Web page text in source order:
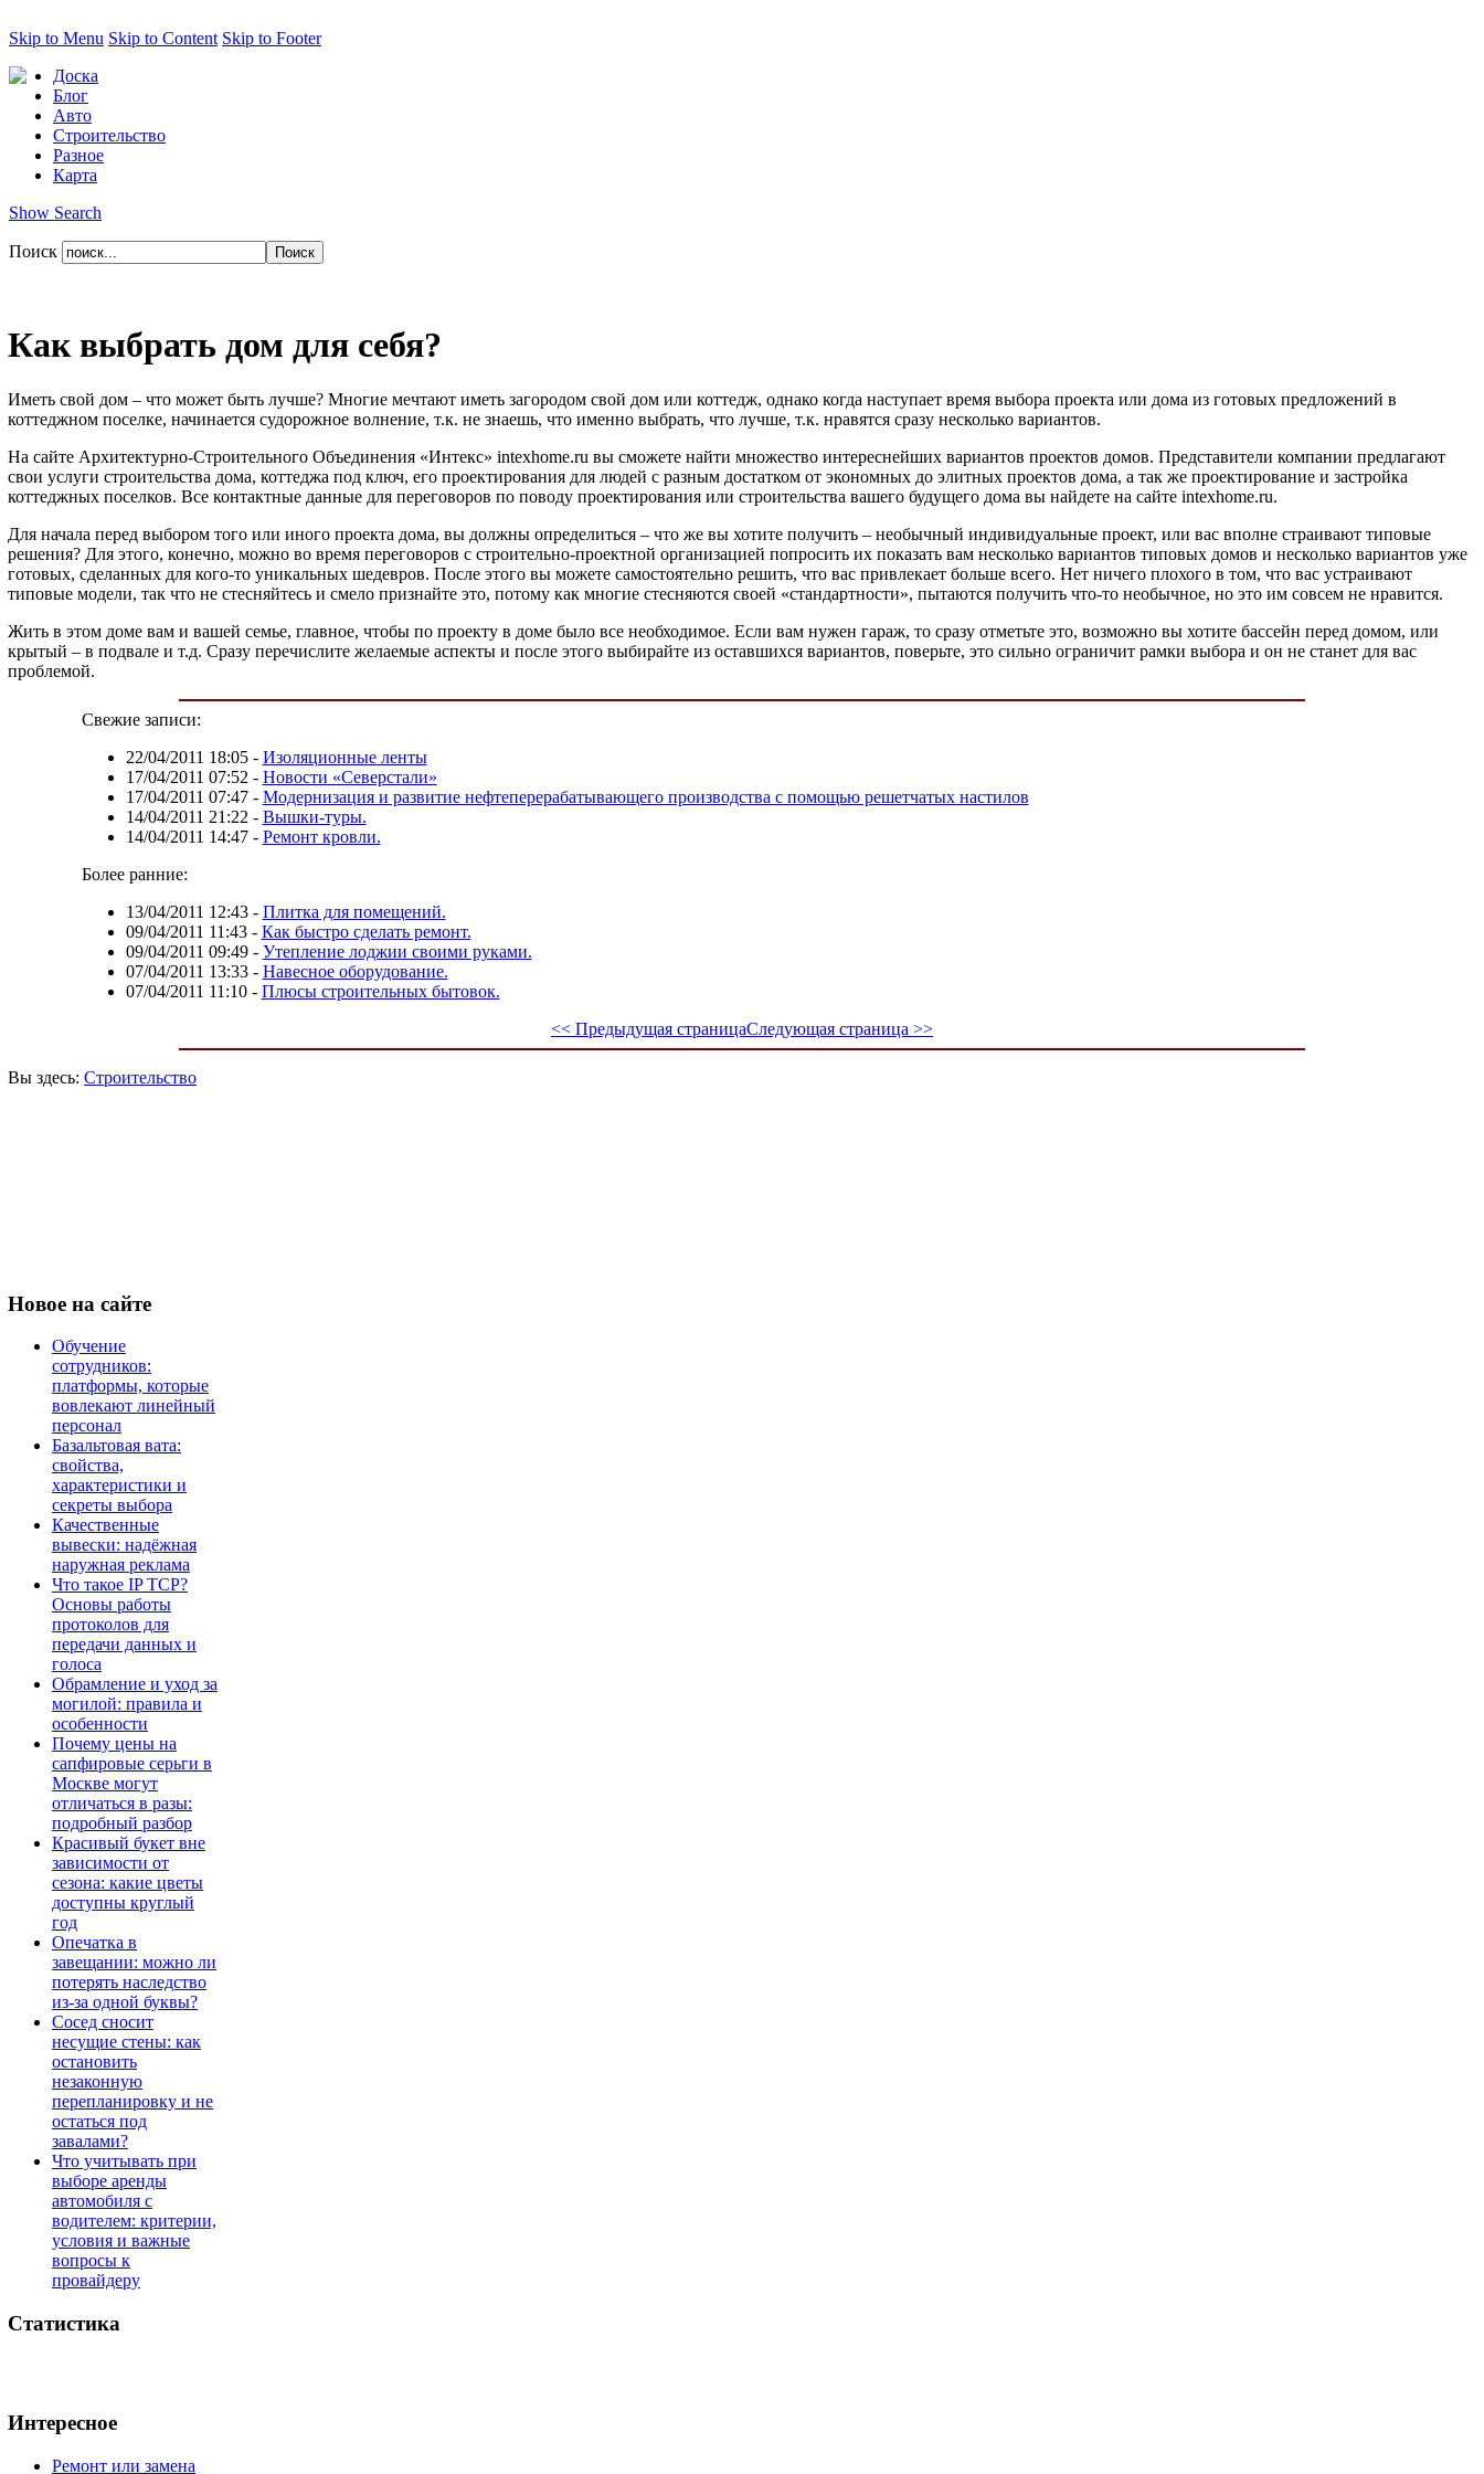
Skip to Menu Skip to Content Skip to Footer
Доска
Блог
Авто
Строительство
Разное
Карта
Show Search
Поиск
Как выбрать дом для себя?
Иметь свой дом – что может быть лучше? Многие мечтают иметь загородом свой дом или коттедж, однако когда наступает время выбора проекта или дома из готовых предложений в
коттеджном поселке, начинается судорожное волнение, т.к. не знаешь, что именно выбрать, что лучше, т.к. нравятся сразу несколько вариантов.
На сайте Архитектурно-Строительного Объединения «Интекс» intexhome.ru вы сможете найти множество интереснейших вариантов проектов домов. Представители компании предлагают
свои услуги строительства дома, коттеджа под ключ, его проектирования для людей с разным достатком от экономных до элитных проектов дома, а так же проектирование и застройка
коттеджных поселков. Все контактные данные для переговоров по поводу проектирования или строительства вашего будущего дома вы найдете на сайте intexhome.ru.
Для начала перед выбором того или иного проекта дома, вы должны определиться – что же вы хотите получить – необычный индивидуальные проект, или вас вполне страивают типовые
решения? Для этого, конечно, можно во время переговоров с строительно-проектной организацией попросить их показать вам несколько вариантов типовых домов и несколько вариантов уже
готовых, сделанных для кого-то уникальных шедевров. После этого вы можете самостоятельно решить, что вас привлекает больше всего. Нет ничего плохого в том, что вас устраивают
типовые модели, так что не стесняйтесь и смело признайте это, потому как многие стесняются своей «стандартности», пытаются получить что-то необычное, но это им совсем не нравится.
Жить в этом доме вам и вашей семье, главное, чтобы по проекту в доме было все необходимое. Если вам нужен гараж, то сразу отметьте это, возможно вы хотите бассейн перед домом, или
крытый – в подвале и т.д. Сразу перечислите желаемые аспекты и после этого выбирайте из оставшихся вариантов, поверьте, это сильно ограничит рамки выбора и он не станет для вас
проблемой.
Свежие записи:
22/04/2011 18:05- Изоляционные ленты
17/04/2011 07:52 - Новости «Северстали»
17/04/2011 07:47- Модернизация и развитие нефтеперерабатывающего производства с помощью решетчатых настилов
14/04/2011 21:22 - Вышки-туры.
14/04/2011 14:47- Ремонт кровли.
Более ранние:
13/04/2011 12:43- Плитка для помещений.
09/04/2011 11:43- Как быстро сделать ремонт.
09/04/2011 09:49- Утепление лоджии своими руками.
07/04/2011 13:33- Навесное оборудование.
07/04/2011 11:10- Плюсы строительных бытовок.
<< Предыдущая страницаСледующая страница >>
Вы здесь: Строительство
Новое на сайте
Обучение
сотрудников:
платформы, которые
вовлекают линейный
персонал
Базальтовая вата:
свойства,
характеристики и
секреты выбора
Качественные
вывески: надёжная
наружная реклама
Что такое IP TCP?
Основы работы
протоколов для
передачи данных и
голоса
Обрамление и уход за
могилой: правила и
особенности
Почему цены на
сапфировые серьги в
Москве могут
отличаться в разы:
подробный разбор
Красивый букет вне
зависимости от
сезона: какие цветы
доступны круглый
год
Опечатка в
завещании: можно ли
потерять наследство
из-за одной буквы?
Сосед сносит
несущие стены: как
остановить
незаконную
перепланировку и не
остаться под
завалами?
Что учитывать при
выборе аренды
автомобиля с
водителем: критерии,
условия и важные
вопросы к
провайдеру
Статистика
Интересное
Ремонт или замена